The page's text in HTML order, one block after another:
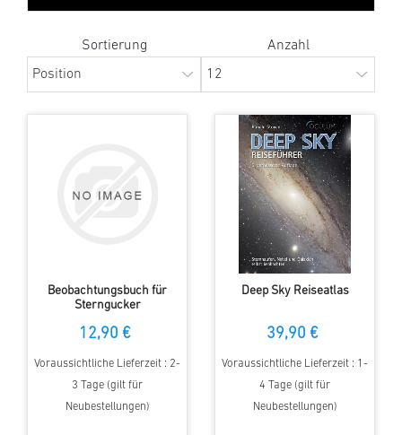
Sortierung Anzahl
Beobachtungsbuch für
Sterngucker
12,90 €
Voraussichtliche Lieferzeit : 2-
3 Tage (gilt für
Neubestellungen)
Deep Sky Reiseatlas
39,90 €
Voraussichtliche Lieferzeit : 1-
4 Tage (gilt für
Neubestellungen)